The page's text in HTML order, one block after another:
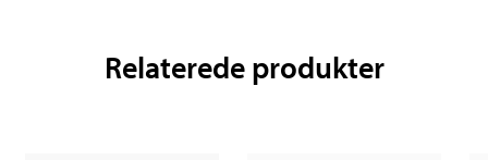
Relaterede produkter